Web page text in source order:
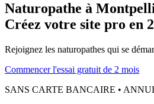
Naturopathe à
Créez votre site pro en
Rejoignez les naturopathes qui se
Commencer l'essai gratuit de 2 mois
SANS CARTE BANCAIRE •